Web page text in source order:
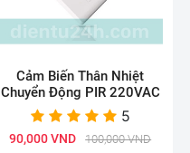
Cảm Biến Thân Nhiệt
Chuyển Động PIR 220VAC
5
90,000 VND 100,000 VND